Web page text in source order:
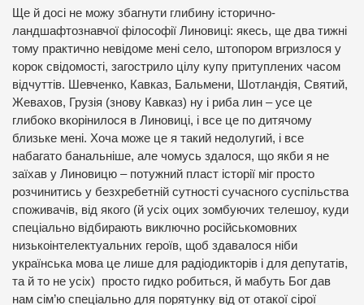
Ще й досі не можу збагнути глибину історично-
ландшафтознавчої філософії Линовиці: якесь, ще два тижні
тому практично невідоме мені село, штопором вгризлося у
корок свідомості, загострило цілу купу притуплених часом
відчуттів. Шевченко, Кавказ, Бальмени, Шотландія, Святий,
Жевахов, Грузія (знову Кавказ) ну і риба лин – усе це
глибоко вкорінилося в Линовиці, і все це по дитячому
близьке мені. Хоча може це я такий недолугий, і все
набагато банальніше, але чомусь здалося, що якби я не
заїхав у Линовицю – потужний пласт історії міг просто
розчинитись у безхребетній сутності сучасного суспільства
споживачів, від якого (й усіх оцих зомбуючих телешоу, куди
спеціально відбирають виключно російськомовних
низькоінтелектуальних героїв, щоб здавалося ніби
українська мова це лише для радіодикторів і для депутатів,
та й то не усіх) просто гидко робиться, й мабуть Бог дав
нам сім’ю спеціально для порятунку від от отакої сірої